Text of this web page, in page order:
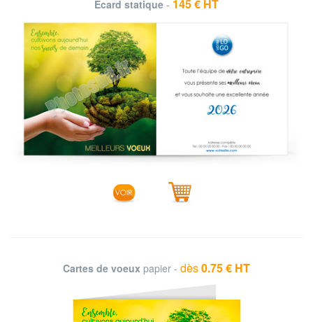
Ecard statique - 145 € HT
Cartes de voeux papier - dès0.75 € HT